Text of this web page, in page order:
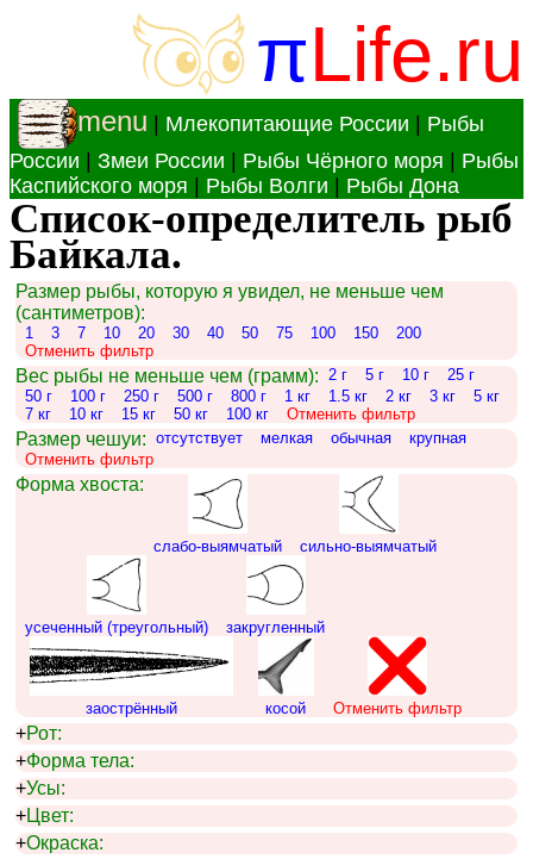
πLife.ru
menu Млекопитающие России
Рыбы
России
Змеи России Рыбы Чёрного моря
Рыбы
Каспийского моря
Рыбы Волги Рыбы Дона
Список-определитель рыб
Байкала.
Размер рыбы, которую я увидел, не меньше чем
(сантиметров):
1 3 7 10 20 30 40 50 75 100 150
200
Отменить фильтр
Вес рыбы не меньше чем (грамм): 2 г 5 г 10 г
25 г
50 г
100 г 250 г 500 г 800 г 1 кг 1.5 кг 2 кг 3 кг
5 кг
7 кг
10 кг 15 кг 50 кг 100 кг Отменить фильтр
Размер чешуи: отсутствует мелкая обычная
крупная
Отменить фильтр
Форма хвоста:
слабо-выямчатый сильно-выямчатый
усеченный (треугольный) закругленный
заострённый косой Отменить фильтр
+Рот:
+Форма тела:
+Усы:
+Цвет:
+Окраска: